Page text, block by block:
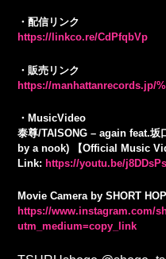
・配信リンク
https://linkco.re/CdPfqbVp
・販売リンク
https://manhattanrecords.jp/
・MusicVideo
泰尊/TAISONG – again feat.
by a nook) 【Official Music
Link:https://youtu.be/
Movie Camera by SHORT
https://www.instagram.com/
utm_medium=copy_link